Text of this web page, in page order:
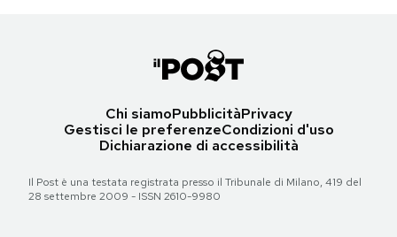
Chi siamoPubblicitàPrivacy
Gestisci le preferenzeCondizioni d'uso
Dichiarazione di accessibilità
Il Post è una testata registrata presso il Tribunale di Milano, 419 del
28 settembre 2009 - ISSN 2610-9980